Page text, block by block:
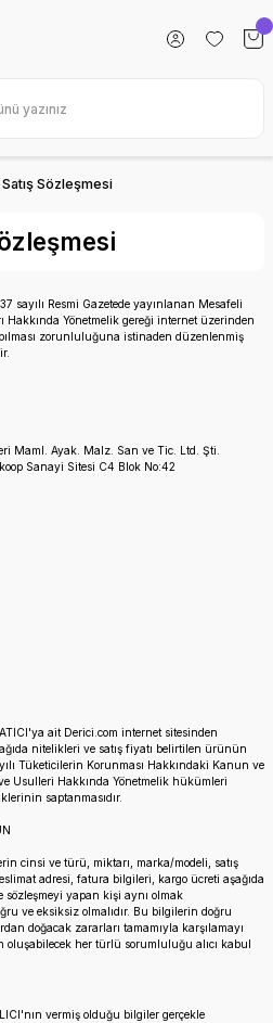
Sözleşmesi
sayılı Resmi Gazetede yayınlanan Mesafeli
Hakkında Yönetmelik gereği internet üzerinden
zorunluluğuna istinaden düzenlenmiş
Maml. Ayak. Malz. San ve Tic. Ltd. Şti.
Sanayi Sitesi C4 Blok No:42
ait Derici.com internet sitesinden
nitelikleri ve satış fiyatı belirtilen ürünün
Tüketicilerin Korunması Hakkındaki Kanun ve
Usulleri Hakkında Yönetmelik hükümleri
saptanmasıdır.
cinsi ve türü, miktarı, marka/modeli, satış
adresi, fatura bilgileri, kargo ücreti aşağıda
yapan kişi aynı olmak
ve eksiksiz olmalıdır. Bu bilgilerin doğru
doğacak zararları tamamıyla karşılamayı
oluşabilecek her türlü sorumluluğu alıcı kabul
vermiş olduğu bilgiler gerçekle